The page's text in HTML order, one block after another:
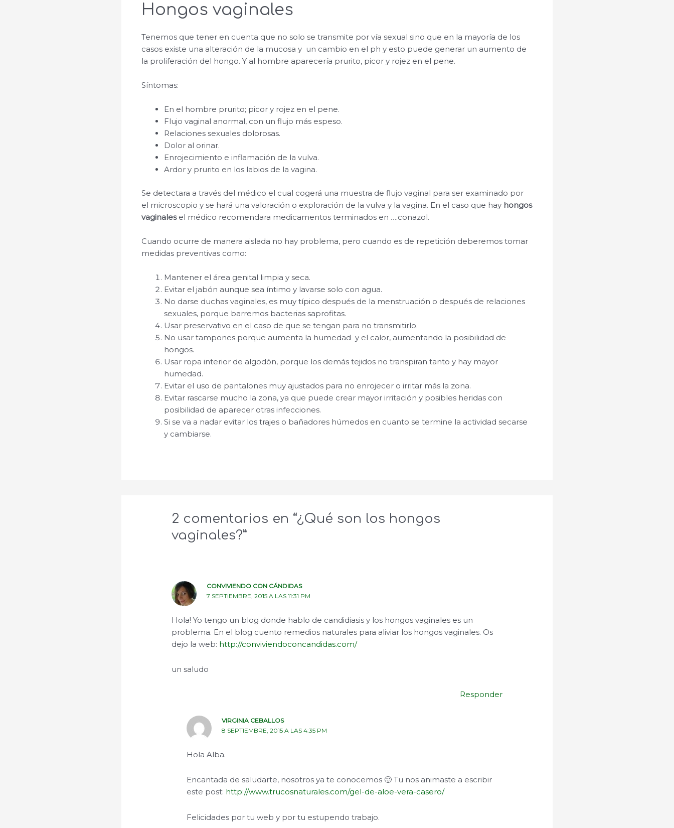
Hongos vaginales
Tenemos que tener en cuenta que no solo se transmite por vía sexual sino que en la mayoría de los
casos existe una alteración de la mucosa y un cambio en el ph y esto puede generar un aumento de
la proliferación del hongo. Y al hombre aparecería prurito, picor y rojez en el pene.
Síntomas:
En el hombre prurito; picor y rojez en el pene.
Flujo vaginal anormal, con un flujo más espeso.
Relaciones sexuales dolorosas.
Dolor al orinar.
Enrojecimiento e inflamación de la vulva.
Ardor y prurito en los labios de la vagina.
Se detectara a través del médico el cual cogerá una muestra de flujo vaginal para ser examinado por
el microscopio y se hará una valoración o exploración de la vulva y la vagina. En el caso que hay hongos
vaginalesel médico recomendara medicamentos terminados en ….conazol.
Cuando ocurre de manera aislada no hay problema, pero cuando es de repetición deberemos tomar
medidas preventivas como:
Mantener el área genital limpia y seca.
Evitar el jabón aunque sea íntimo y lavarse solo con agua.
No darse duchas vaginales, es muy típico después de la menstruación o después de relaciones
sexuales, porque barremos bacterias saprofitas.
Usar preservativo en el caso de que se tengan para no transmitirlo.
No usar tampones porque aumenta la humedad y el calor, aumentando la posibilidad de
hongos.
Usar ropa interior de algodón, porque los demás tejidos no transpiran tanto y hay mayor
humedad.
Evitar el uso de pantalones muy ajustados para no enrojecer o irritar más la zona.
Evitar rascarse mucho la zona, ya que puede crear mayor irritación y posibles heridas con
posibilidad de aparecer otras infecciones.
Si se va a nadar evitar los trajes o bañadores húmedos en cuanto se termine la actividad secarse
y cambiarse.
2 comentarios en “¿Qué son los hongos
vaginales?”
CONVIVIENDO CON CÁNDIDAS
7 SEPTIEMBRE, 2015 A LAS 11:31 PM
Hola! Yo tengo un blog donde hablo de candidiasis y los hongos vaginales es un
problema. En el blog cuento remedios naturales para aliviar los hongos vaginales. Os
dejo la web: http://conviviendoconcandidas.com/
un saludo
Responder
VIRGINIA CEBALLOS
8 SEPTIEMBRE, 2015 A LAS 4:35 PM
Hola Alba.
Encantada de saludarte, nosotros ya te conocemos 🙂 Tu nos animaste a escribir
este post: http://www.trucosnaturales.com/gel-de-aloe-vera-casero/
Felicidades por tu web y por tu estupendo trabajo.